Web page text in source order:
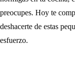
preocupes. Hoy te
deshacerte de estas
esfuerzo.